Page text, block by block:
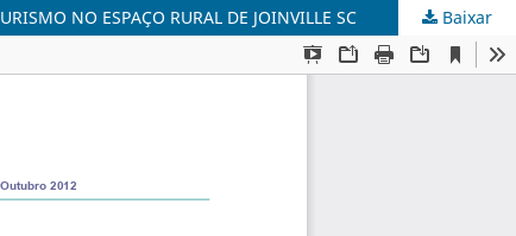
NO ESPAÇO RURAL DE JOINVILLE SC Baixar